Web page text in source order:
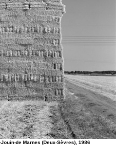
de Marnes (Deux-Sèvres), 1986